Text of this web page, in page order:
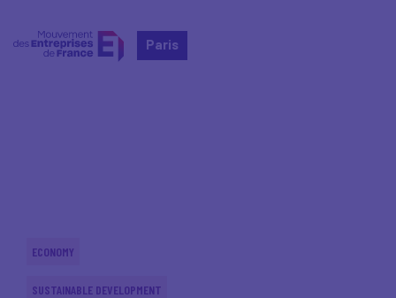
Paris
ECONOMY
SUSTAINABLE DEVELOPMENT